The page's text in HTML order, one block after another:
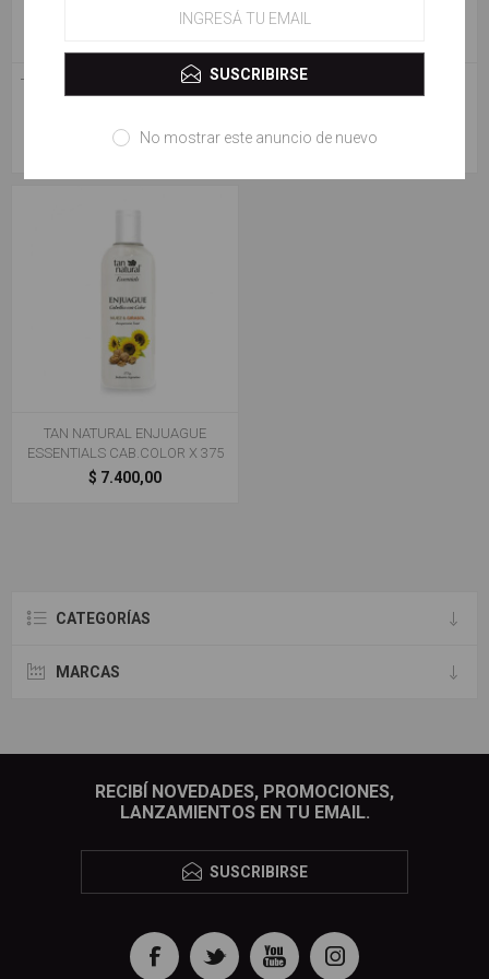
TAN NATURAL ENJUAGUE CHIA Y
$ 7.100,00
TAN NATURAL ENJUAGUE
$ 6.800,00
TAN NATURAL ENJUAGUE
ESSENTIALS CAB.COLOR X 375
$ 7.400,00
CATEGORÍAS
MARCAS
RECIBÍ NOVEDADES, PROMOCIONES,
LANZAMIENTOS EN TU EMAIL.
SUSCRIBIRSE
SUSCRIBIRSE
No mostrar este anuncio de nuevo